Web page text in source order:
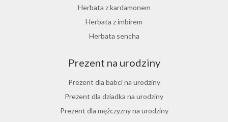
Herbata z lukrecji
Herbata z rokitnika
Herbata jesienna
Herbata z kardamonem
Herbata z imbirem
Herbata sencha
Herbata jaśminowa
Herbata jasminowa
Herbata rumiankowa
Koper włoski herbata
Prezent na urodziny
Prezent dla babci na urodziny
Prezent dla dziadka na urodziny
Prezent dla mężczyzny na urodziny